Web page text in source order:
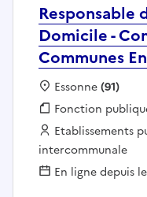
Responsable
Domicile -
Communes
Localisation :
Essonne(91)
Fonction
Fonction
Employeur :
Etablissements
intercommunale
En ligne depuis